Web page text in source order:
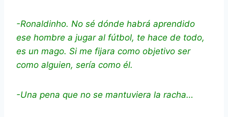
-Ronaldinho. No sé dónde habrá aprendido
ese hombre a jugar al fútbol, te hace de todo,
es un mago. Si me fijara como objetivo ser
como alguien, sería como él.
-Una pena que no se mantuviera la racha…